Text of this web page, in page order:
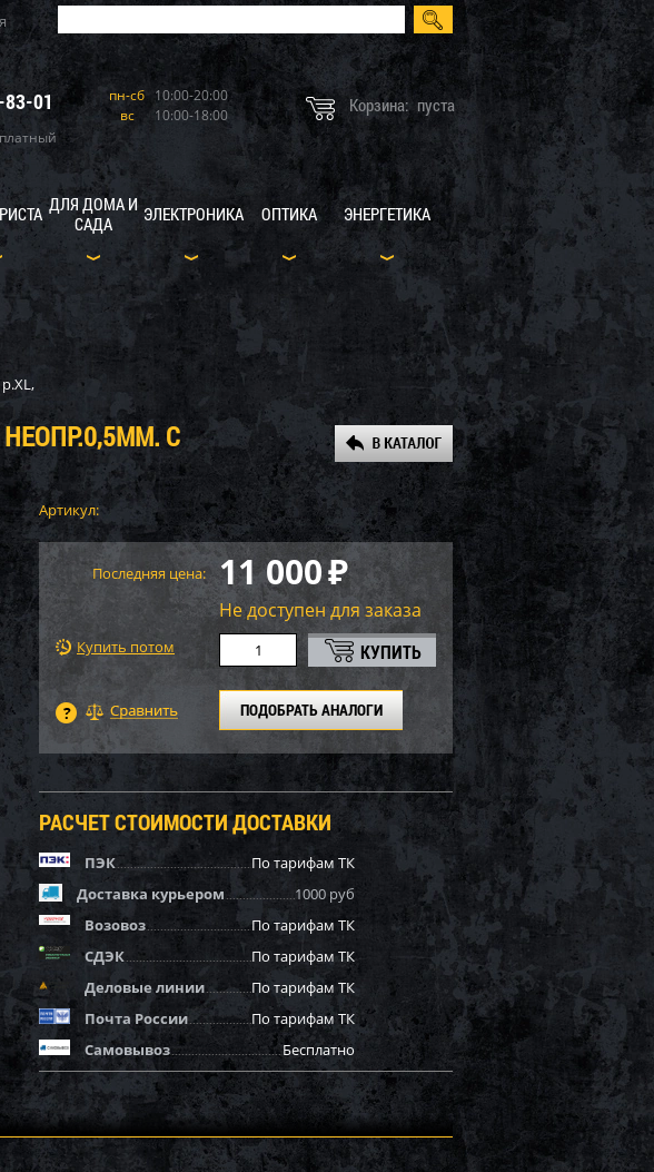
01 пн-сб 10:00-20:00
вс
10:00-18:00 Корзина: пуста
ДЛЯ ДОМА И
САДА
ЭЛЕКТРОНИКА ОПТИКА ЭНЕРГЕТИКА
С
Артикул:
Последняя цена: 11 000₽
Не доступен для заказа
Купить потом
ПОДОБРАТЬ АНАЛОГИ
РАСЧЕТ СТОИМОСТИ ДОСТАВКИ
ПЭК
По тарифам ТК
Доставка курьером
1000 руб
Возовоз
По тарифам ТК
СДЭК
По тарифам ТК
Деловые линии
По тарифам ТК
Почта России
По тарифам ТК
Самовывоз
Бесплатно